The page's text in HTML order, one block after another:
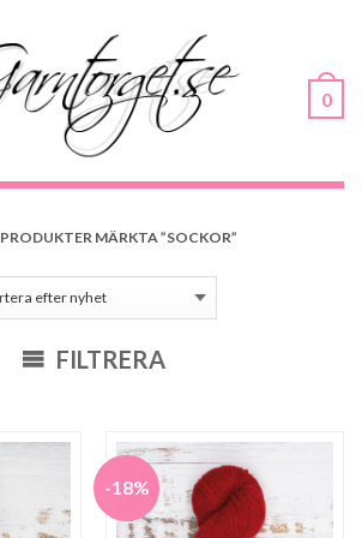
0
PRODUKTER MÄRKTA ”SOCKOR”
FILTRERA
-18%